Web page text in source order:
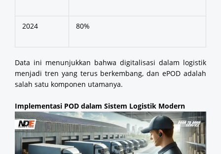
2024 80%
Data ini menunjukkan bahwa digitalisasi dalam logistik
menjadi tren yang terus berkembang, dan ePOD adalah
salah satu komponen utamanya.
Implementasi POD dalam Sistem Logistik Modern